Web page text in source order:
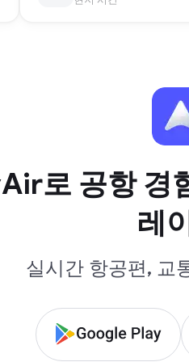
로 공항 경
레
실시간 항공편, 교